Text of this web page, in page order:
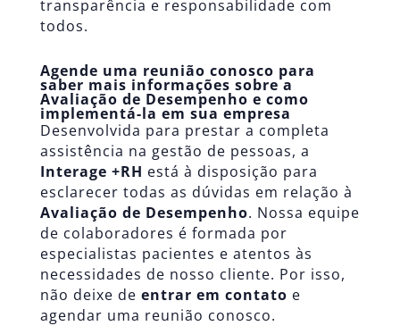
transparência e responsabilidade com
todos.
Agende uma reunião conosco para
saber mais informações sobre a
Avaliação de Desempenho e como
implementá-la em sua empresa
Desenvolvida para prestar a completa
assistência na gestão de pessoas, a
Interage +RH está à disposição para
esclarecer todas as dúvidas em relação à
Avaliação de Desempenho. Nossa equipe
de colaboradores é formada por
especialistas pacientes e atentos às
necessidades de nosso cliente. Por isso,
não deixe de entrar em contato e
agendar uma reunião conosco.